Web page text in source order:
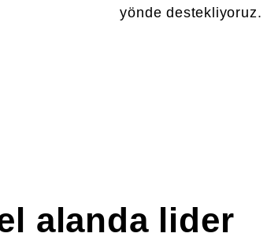
yönde destekliyoruz.
alanda lider